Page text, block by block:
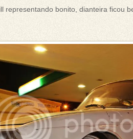
representando bonito, dianteira ficou